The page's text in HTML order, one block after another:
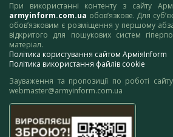
При використанні контенту з сайту
armyinform.com.ua обов’язкове. Для
обов’язковим є розміщення у першому
відкритого для пошукових систем
матеріал.
Політика користування сайтом АрміяInform
Політика використання файлів cookie
Зауваження та пропозиції по роботі
webmaster@armyinform.com.ua